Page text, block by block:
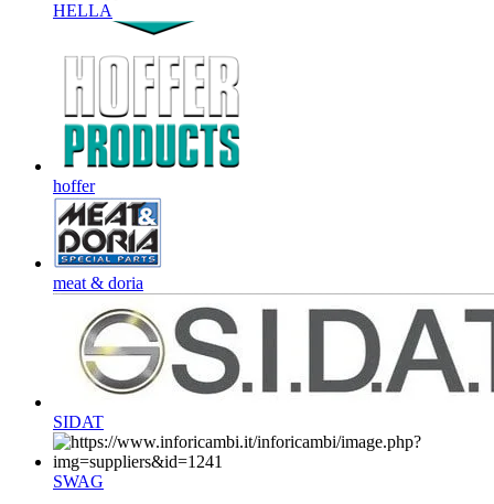
HELLA
hoffer
meat & doria
SIDAT
SWAG